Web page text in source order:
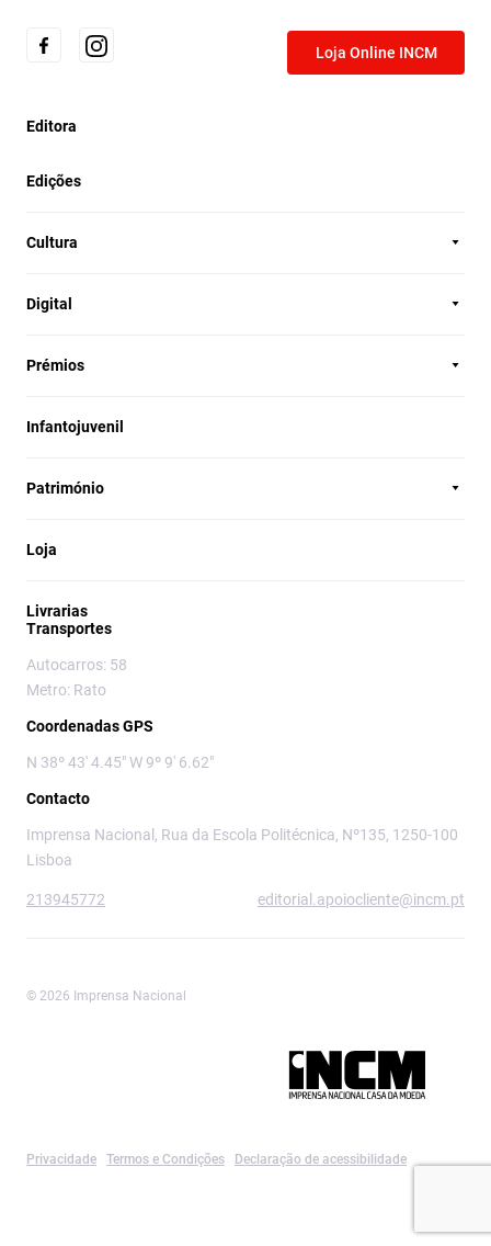
Loja Online INCM
Editora
Edições
Cultura
Digital
Prémios
Infantojuvenil
Património
Loja
Livrarias
Transportes
Autocarros: 58
Metro: Rato
Coordenadas GPS
N 38º 43' 4.45" W 9º 9' 6.62"
Contacto
Imprensa Nacional, Rua da Escola Politécnica, Nº135, 1250-100
Lisboa
213945772 editorial.apoiocliente@incm.pt
© 2026 Imprensa Nacional
Privacidade Termos e Condições Declaração de acessibilidade